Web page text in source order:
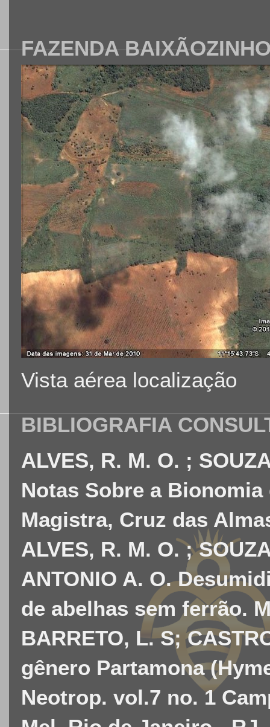
FAZENDA
Vista aérea localização
BIBLIOGRAFIA
ALVES, R. M. O. ;
Notas Sobre a Bionomia
Magistra, Cruz das
ALVES, R. M. O. ;
ANTONIO A. O.
de abelhas sem ferrão.
BARRETO, L. S;
gênero Partamona
Neotrop. vol.7 no. 1